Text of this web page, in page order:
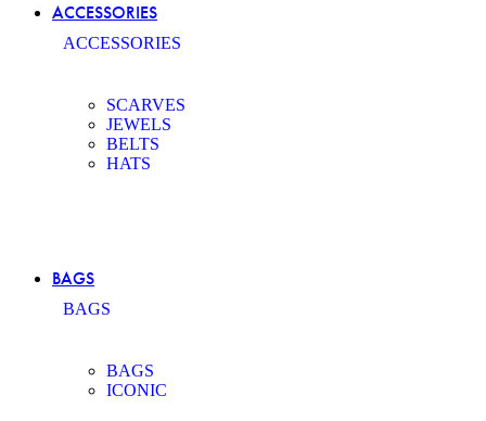
ACCESSORIES
ACCESSORIES
SCARVES
JEWELS
BELTS
HATS
BAGS
BAGS
BAGS
ICONIC